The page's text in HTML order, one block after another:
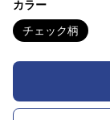
カラー
チェック柄